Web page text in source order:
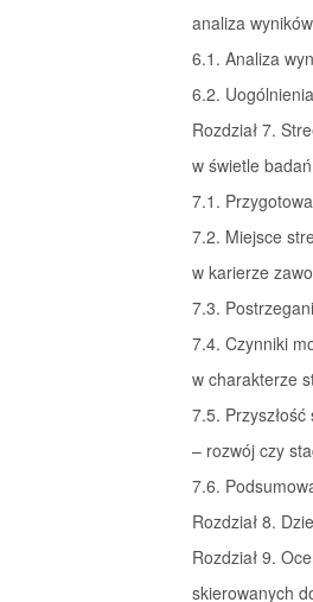
analiza
6.1. Analiza
6.2.
Rozdział 7.
w świetle
7.1.
7.2. Miejsce
w karierze
7.3.
7.4. Czynniki
w charakterze
7.5.
– rozwój czy
7.6.
Rozdział 8.
Rozdział 9.
skierowanych